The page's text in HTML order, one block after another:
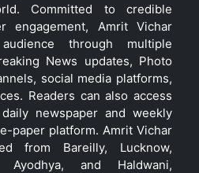
Committed to credible
engagement, Amrit Vichar
through multiple
News updates, Photo
social media platforms,
Readers can also access
newspaper and weekly
paper platform. Amrit Vichar
from Bareilly, Lucknow,
Ayodhya, and Haldwani,